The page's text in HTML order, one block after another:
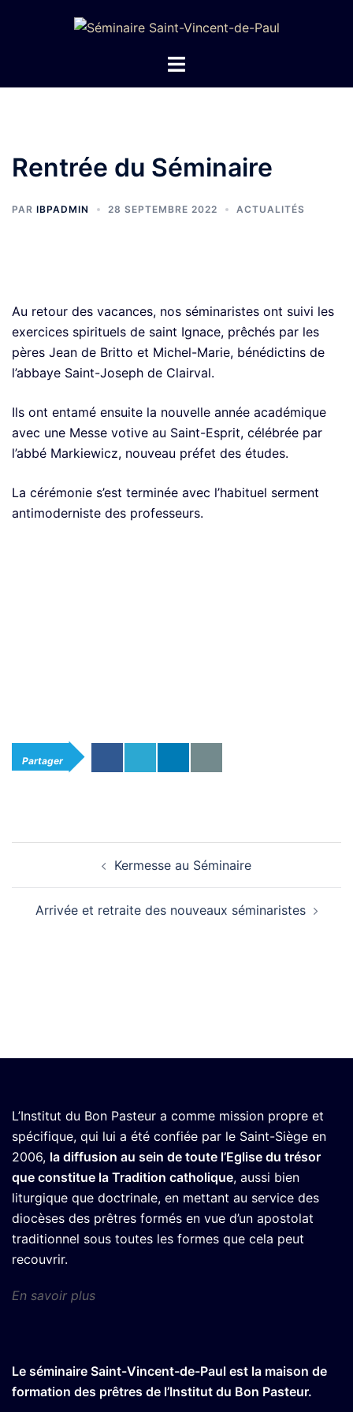
Ouvrir/fermer
Rentrée du Séminaire
PAR IBPADMIN 28 SEPTEMBRE 2022 ACTUALITÉS
Au retour des vacances, nos séminaristes ont suivi les
exercices spirituels de saint Ignace, prêchés par les
pères Jean de Britto et Michel-Marie, bénédictins de
l’abbaye Saint-Joseph de Clairval.
Ils ont entamé ensuite la nouvelle année académique
avec une Messe votive au Saint-Esprit, célébrée par
l’abbé Markiewicz, nouveau préfet des études.
La cérémonie s’est terminée avec l’habituel serment
antimoderniste des professeurs.
Partager
Kermesse au Séminaire
Arrivée et retraite des nouveaux séminaristes
L’Institut du Bon Pasteur a comme mission propre et
spécifique, qui lui a été confiée par le Saint-Siège en
2006, la diffusion au sein de toute l’Eglise du trésor
que constitue la Tradition catholique, aussi bien
liturgique que doctrinale, en mettant au service des
diocèses des prêtres formés en vue d’un apostolat
traditionnel sous toutes les formes que cela peut
recouvrir.
En savoir plus
Le séminaire Saint-Vincent-de-Paul est la maison de
formation des prêtres de l’Institut du Bon Pasteur.